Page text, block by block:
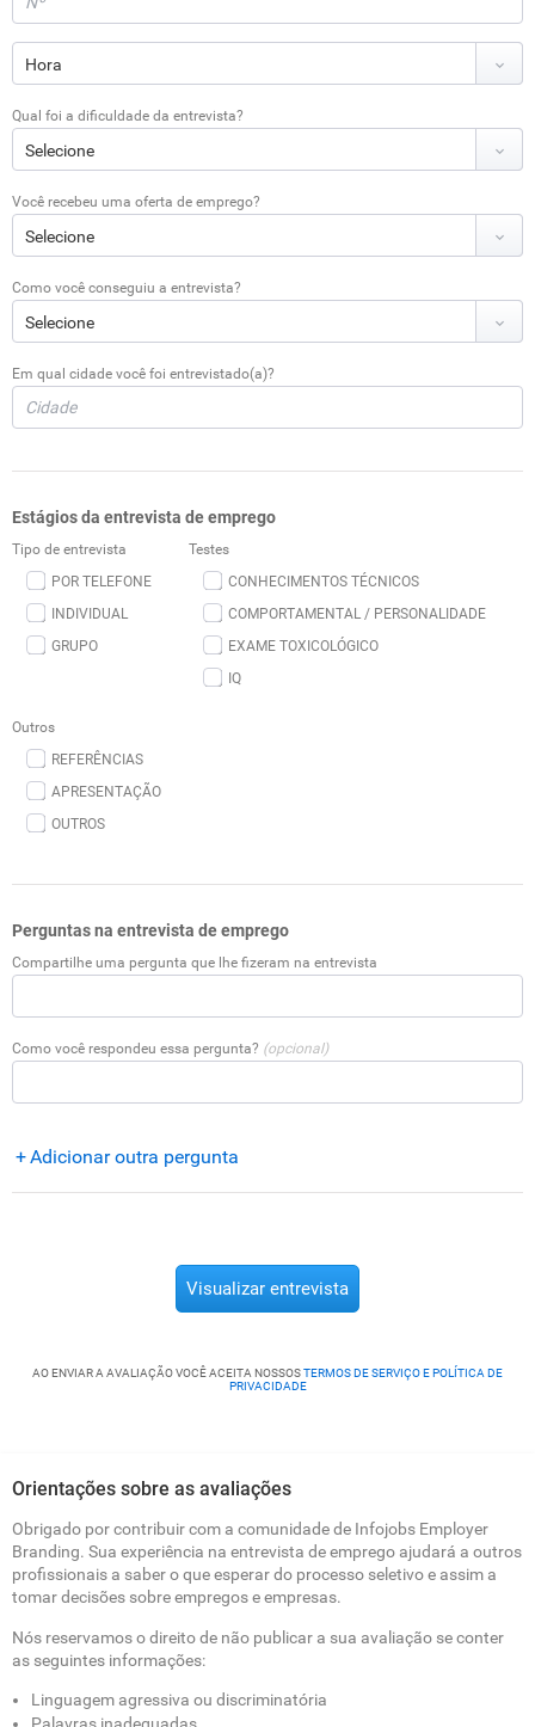
Qual foi a dificuldade da entrevista?
Você recebeu uma oferta de emprego?
Como você conseguiu a entrevista?
Em qual cidade você foi entrevistado(a)?
Estágios da entrevista de emprego
Tipo de entrevista
POR TELEFONE
INDIVIDUAL
GRUPO
Testes
CONHECIMENTOS TÉCNICOS
COMPORTAMENTAL / PERSONALIDADE
EXAME TOXICOLÓGICO
IQ
Outros
REFERÊNCIAS
APRESENTAÇÃO
OUTROS
Perguntas na entrevista de emprego
Compartilhe uma pergunta que lhe fizeram na entrevista
Como você respondeu essa pergunta? (opcional)
Adicionar outra pergunta
Visualizar entrevista
AO ENVIAR A AVALIAÇÃO VOCÊ ACEITA NOSSOSTERMOS DE SERVIÇO E POLÍTICA DE
PRIVACIDADE
Orientações sobre as avaliações
Obrigado por contribuir com a comunidade de Infojobs Employer
Branding. Sua experiência na entrevista de emprego ajudará a outros
profissionais a saber o que esperar do processo seletivo e assim a
tomar decisões sobre empregos e empresas.
Nós reservamos o direito de não publicar a sua avaliação se conter
as seguintes informações:
Linguagem agressiva ou discriminatória